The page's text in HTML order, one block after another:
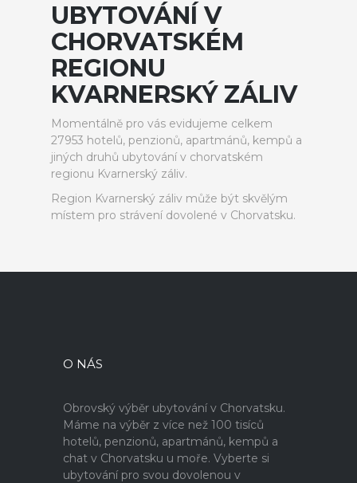
UBYTOVÁNÍ V
CHORVATSKÉM
REGIONU
KVARNERSKÝ ZÁLIV
Momentálně pro vás evidujeme celkem
27953 hotelů, penzionů, apartmánů, kempů a
jiných druhů ubytování v chorvatském
regionu Kvarnerský záliv.
Region Kvarnerský záliv může být skvělým
místem pro strávení dovolené v Chorvatsku.
O NÁS
Obrovský výběr ubytování v Chorvatsku.
Máme na výběr z více než 100 tisíců
hotelů, penzionů, apartmánů, kempů a
chat v Chorvatsku u moře. Vyberte si
ubytování pro svou dovolenou v